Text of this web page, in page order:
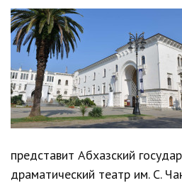
представит Абхазский
драматический театр им. С.